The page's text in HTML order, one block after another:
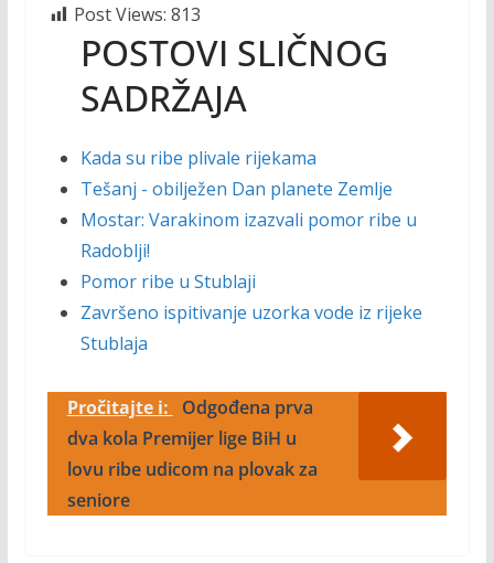
Post Views: 813
POSTOVI SLIČNOG
SADRŽAJA
Kada su ribe plivale rijekama
Tešanj - obilježen Dan planete Zemlje
Mostar: Varakinom izazvali pomor ribe u
Radoblji!
Pomor ribe u Stublaji
Završeno ispitivanje uzorka vode iz rijeke
Stublaja
Pročitajte i:
Odgođena prva
dva kola Premijer lige BiH u
lovu ribe udicom na plovak za
seniore